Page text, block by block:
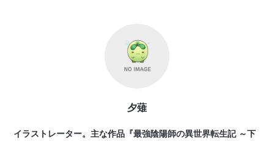
夕薙
イラストレーター。主な作品『最強陰陽師の異世界転生記 ～下